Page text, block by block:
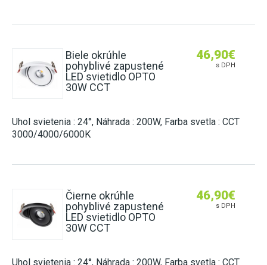
Biele okrúhle
pohyblivé zapustené
LED svietidlo OPTO
30W CCT
46,90€
s DPH
Uhol svietenia : 24°, Náhrada : 200W, Farba svetla : CCT
3000/4000/6000K
Čierne okrúhle
pohyblivé zapustené
LED svietidlo OPTO
30W CCT
46,90€
s DPH
Uhol svietenia : 24°, Náhrada : 200W, Farba svetla : CCT